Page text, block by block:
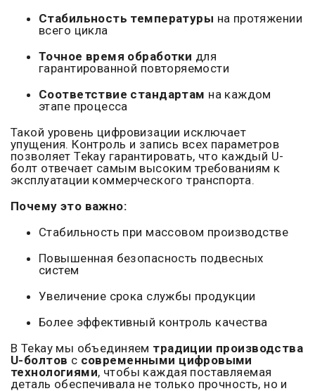
Стабильность температуры на протяжении
всего цикла
Точное время обработки для
гарантированной повторяемости
Соответствие стандартам на каждом
этапе процесса
Такой уровень цифровизации исключает
упущения. Контроль и запись всех параметров
позволяет Tekay гарантировать, что каждый U-
болт отвечает самым высоким требованиям к
эксплуатации коммерческого транспорта.
Почему это важно:
Стабильность при массовом производстве
Повышенная безопасность подвесных
систем
Увеличение срока службы продукции
Более эффективный контроль качества
В Tekay мы объединяем традиции производства
U-болтов с современными цифровыми
технологиями, чтобы каждая поставляемая
деталь обеспечивала не только прочность, но и